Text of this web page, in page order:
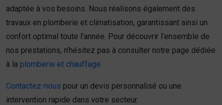
adaptée à vos besoins. Nous réalisons également des
travaux en plomberie et climatisation, garantissant ainsi un
confort optimal toute l’année. Pour découvrir l’ensemble de
nos prestations, n’hésitez pas à consulter notre page dédiée
à la plomberie et chauffage
Contactez-nous pour un devis personnalisé ou une
intervention rapide dans votre secteur.